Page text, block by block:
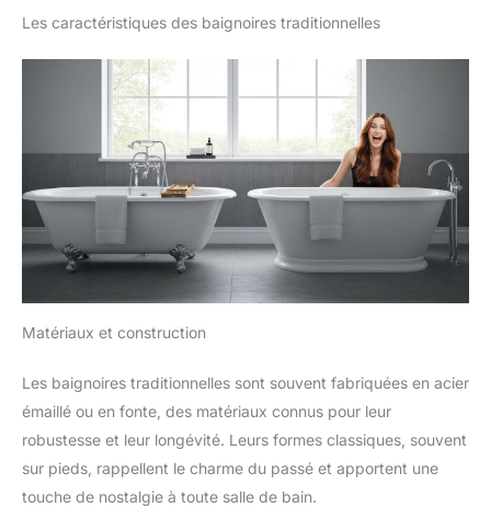
Les caractéristiques des baignoires traditionnelles
Matériaux et construction
Les baignoires traditionnelles sont souvent fabriquées en acier
émaillé ou en fonte, des matériaux connus pour leur
robustesse et leur longévité. Leurs formes classiques, souvent
sur pieds, rappellent le charme du passé et apportent une
touche de nostalgie à toute salle de bain.